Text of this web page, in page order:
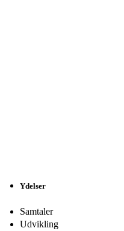
Ydelser
Samtaler
Udvikling